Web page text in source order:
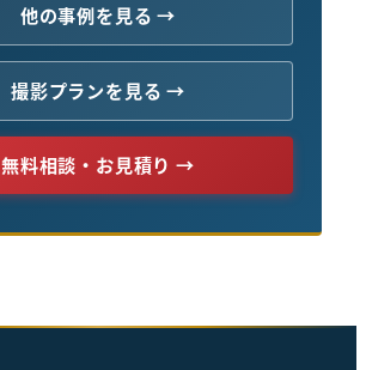
他の事例を見る →
撮影プランを見る →
無料相談・お見積り →